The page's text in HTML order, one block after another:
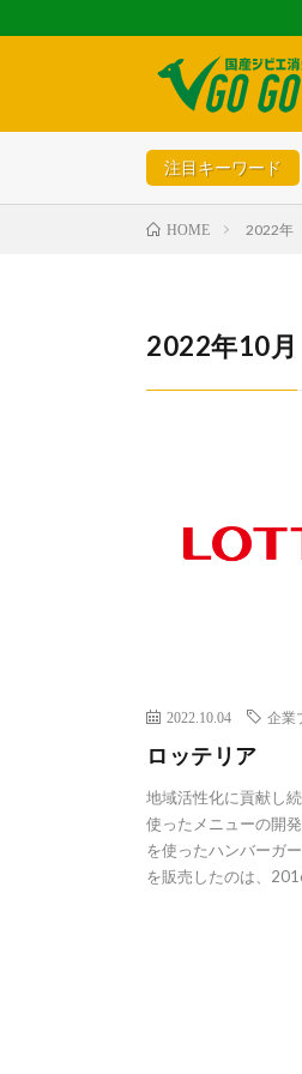
注目キーワード
HOME 2022年
2022年10月
2022.10.04 企業
ロッテリア
地域活性化に貢献し
使ったメニューの開
を使ったハンバーガ
を販売したのは、